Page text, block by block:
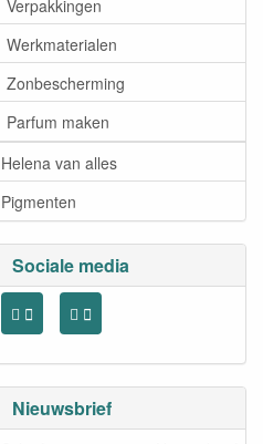
Verpakkingen
Werkmaterialen
Zonbescherming
Parfum maken
Helena van alles
Pigmenten
Sociale media
Nieuwsbrief